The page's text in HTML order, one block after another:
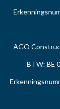
AGO
BTW: BE